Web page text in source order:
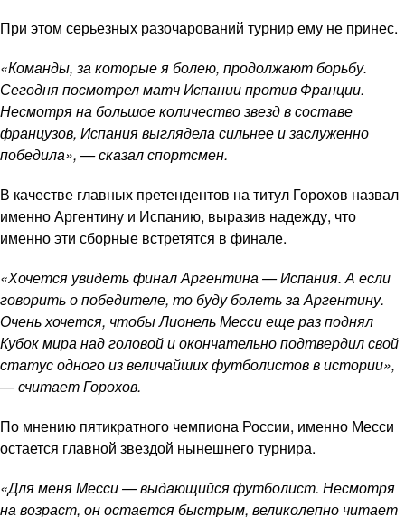
При этом серьезных разочарований турнир ему не принес.
«Команды, за которые я болею, продолжают борьбу.
Сегодня посмотрел матч Испании против Франции.
Несмотря на большое количество звезд в составе
французов, Испания выглядела сильнее и заслуженно
победила», — сказал спортсмен.
В качестве главных претендентов на титул Горохов назвал
именно Аргентину и Испанию, выразив надежду, что
именно эти сборные встретятся в финале.
«Хочется увидеть финал Аргентина — Испания. А если
говорить о победителе, то буду болеть за Аргентину.
Очень хочется, чтобы Лионель Месси еще раз поднял
Кубок мира над головой и окончательно подтвердил свой
статус одного из величайших футболистов в истории»,
— считает Горохов.
По мнению пятикратного чемпиона России, именно Месси
остается главной звездой нынешнего турнира.
«Для меня Месси — выдающийся футболист. Несмотря
на возраст, он остается быстрым, великолепно читает